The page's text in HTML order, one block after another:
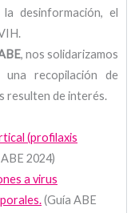
desinformación, el
, nos solidarizamos
recopilación de
resulten de interés.
(profilaxis
2024)
a virus
(Guía ABE